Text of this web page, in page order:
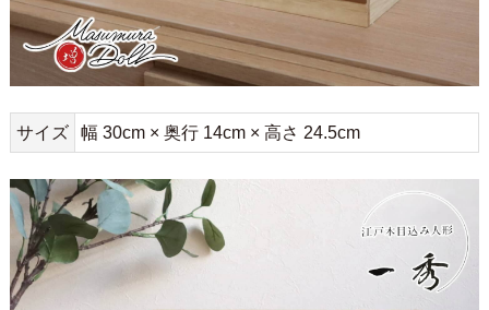
サイズ 幅 30cm × 奥行 14cm × 高さ 24.5cm